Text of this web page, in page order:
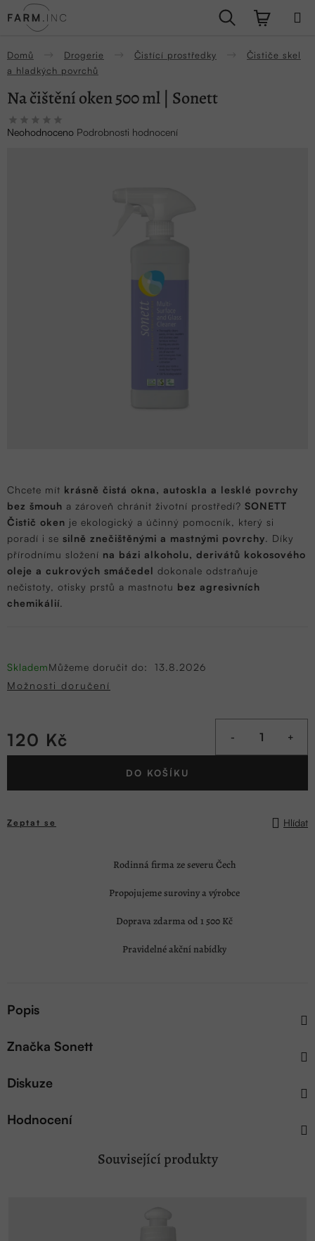
na
Hledat
Domů Drogerie Čistící prostředky
Čističe skel
a hladkých povrchů
Chcete mít krásně čistá okna, autoskla a lesklé povrchy
bez šmouh a zároveň chránit životní prostředí? SONETT
Čistič oken je ekologický a účinný pomocník, který si
poradí i se silně znečištěnými a mastnými povrchy. Díky
přírodnímu složení na bázi alkoholu, derivátů kokosového
oleje a cukrových smáčedel dokonale odstraňuje
nečistoty, otisky prstů a mastnotu bez agresivních
chemikálií.
SklademMůžeme doručit do:
13.8.2026
Možnosti doručení
120 Kč
Měrná
DO KOŠÍKU
Zeptat se Hlídat
Na čištění oken 500 ml | Sonett
Průměrné
hodnocení
Neohodnoceno Podrobnosti hodnocení
Rodinná firma ze severu Čech
Propojujeme suroviny a výrobce
Doprava zdarma od 1 500 Kč
Pravidelné akční nabídky
Popis
Značka Sonett
Diskuze
Hodnocení
Související produkty